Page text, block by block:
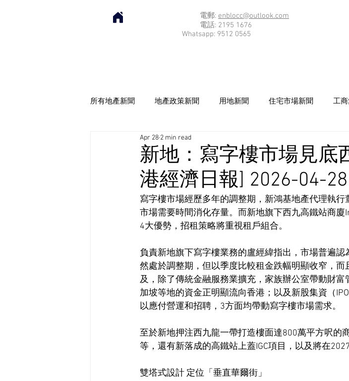
電郵: enblocc@outlook.com
電話: 2195 1676
Whatsapp: 9512 0565
所有地產新聞 地產政策新聞 用地新聞 住宅市場新聞 工
新地：寫字樓市場見底
港經濟日報] 2026-04-28
Apr 28 2 min read
寫字樓市場經歷多年的調整期，新鴻基地產代理執行
市場需要時間消化存量。而新地旗下西九高鐵站商廈
4大優勢，招租策略將重視租戶組合。
負責新地旗下寫字樓業務的盧經緯指出，市場普遍
然處於調整期，但以季度比較租金跌幅明顯收窄，
及，除了傳統金融服務業擴充，家族辦公室帶動財
加坡等地的資金正明顯流向香港；以及新股集資（
以應付營運和招聘，3方面均帶動寫字樓市場需求。
至於新地押注西九龍一帶打造樓面達800萬平方呎的
等，還有新落成的高鐵站上蓋IGC項目，以及將在
雙塔式設計 定位「垂直華爾街」